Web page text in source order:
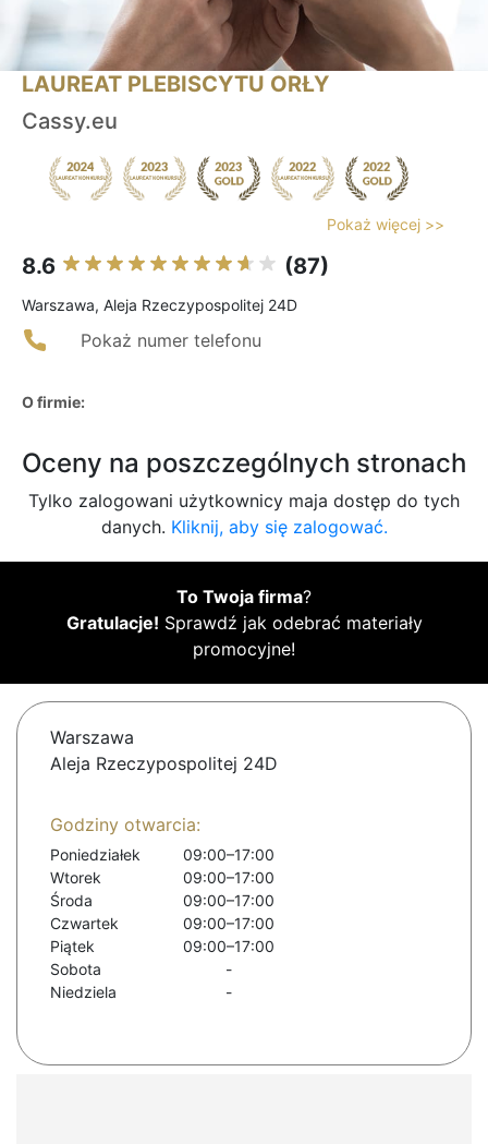
LAUREAT PLEBISCYTU ORŁY
Cassy.eu
Pokaż więcej >>
8.6 (87)
Warszawa, Aleja Rzeczypospolitej 24D
Pokaż numer telefonu
O firmie:
Oceny na poszczególnych stronach
Tylko zalogowani użytkownicy maja dostęp do tych
danych. Kliknij, aby się zalogować.
To Twoja firma?
Gratulacje! Sprawdź jak odebrać materiały
promocyjne!
Warszawa
Aleja Rzeczypospolitej 24D
Godziny otwarcia:
Poniedziałek
09:00–17:00
Wtorek
09:00–17:00
Środa
09:00–17:00
Czwartek
09:00–17:00
Piątek
09:00–17:00
Sobota
-
Niedziela
-